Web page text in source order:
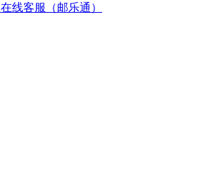
在线客服（邮乐通）